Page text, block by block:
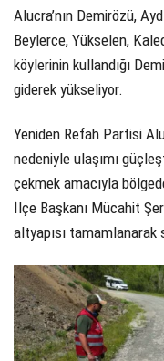
Alucra’nın Demirözü,
Beylerce, Yükselen,
köylerinin kullandığı
giderek yükseliyor.
Yeniden Refah Partisi
nedeniyle ulaşımı
çekmek amacıyla
İlçe Başkanı Mücahit
altyapısı